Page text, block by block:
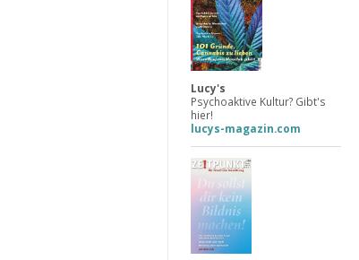
Lucy's
Psychoaktive Kultur? Gibt's
hier!
lucys-magazin.com